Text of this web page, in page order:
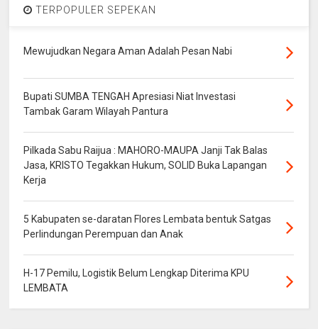
TERPOPULER SEPEKAN
Mewujudkan Negara Aman Adalah Pesan Nabi
Bupati SUMBA TENGAH Apresiasi Niat Investasi
Tambak Garam Wilayah Pantura
Pilkada Sabu Raijua : MAHORO-MAUPA Janji Tak Balas
Jasa, KRISTO Tegakkan Hukum, SOLID Buka Lapangan
Kerja
5 Kabupaten se-daratan Flores Lembata bentuk Satgas
Perlindungan Perempuan dan Anak
H-17 Pemilu, Logistik Belum Lengkap Diterima KPU
LEMBATA